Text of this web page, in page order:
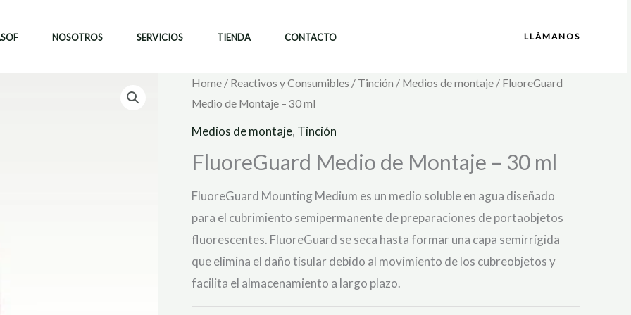
NOSOTROS SERVICIOS TIENDA CONTACTO LLÁMANOS
Home / Reactivos y Consumibles / Tinción / Medios de montaje / FluoreGuard
Medio de Montaje – 30 ml
Medios de montaje, Tinción
FluoreGuard Medio de Montaje – 30 ml
FluoreGuard Mounting Medium es un medio soluble en agua diseñado
para el cubrimiento semipermanente de preparaciones de portaobjetos
fluorescentes. FluoreGuard se seca hasta formar una capa semirrígida
que elimina el daño tisular debido al movimiento de los cubreobjetos y
facilita el almacenamiento a largo plazo.